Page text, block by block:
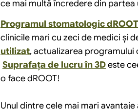
ce mai multă încredere din
Programul stomatologic dROOT
clinicile mari cu zeci de medici și
utilizat, actualizarea programului
Suprafaţa de lucru în 3D este
o face dROOT!
Unul dintre cele mai mari